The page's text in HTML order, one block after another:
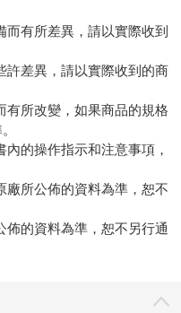
而有所差異，請以實際收到
許差異，請以實際收到的商
有所改變，如果商品的規格
的操作指示和注意事項，
廠所公佈的資料為準，恕不
佈的資料為準，恕不另行通